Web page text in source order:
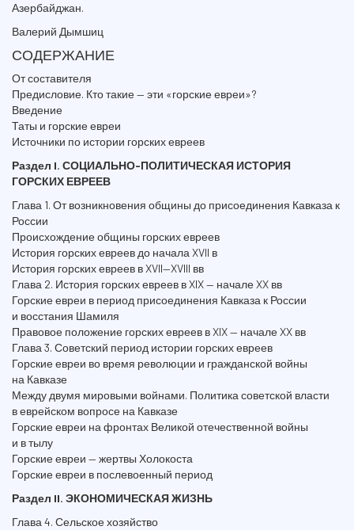
Азербайджан.
Валерий Дымшиц
СОДЕРЖАНИЕ
От составителя
Предисловие. Кто такие — эти «горские евреи»?
Введение
Таты и горские евреи
Источники по истории горских евреев
Раздел I. СОЦИАЛЬНО-ПОЛИТИЧЕСКАЯ ИСТОРИЯ
ГОРСКИХ ЕВРЕЕВ
Глава 1. От возникновения общины до присоединения Кавказа к
России
Происхождение общины горских евреев
История горских евреев до начала XVII в
История горских евреев в XVII—XVIII вв
Глава 2. История горских евреев в XIX — начале XX вв
Горские евреи в период присоединения Кавказа к России
и восстания Шамиля
Правовое положение горских евреев в XIX — начале XX вв
Глава 3. Советский период истории горских евреев
Горские евреи во время революции и гражданской войны
на Кавказе
Между двумя мировыми войнами. Политика советской власти
в еврейском вопросе на Кавказе
Горские евреи на фронтах Великой отечественной войны
и в тылу
Горские евреи — жертвы Холокоста
Горские евреи в послевоенный период
Раздел II. ЭКОНОМИЧЕСКАЯ ЖИЗНЬ
Глава 4. Сельское хозяйство